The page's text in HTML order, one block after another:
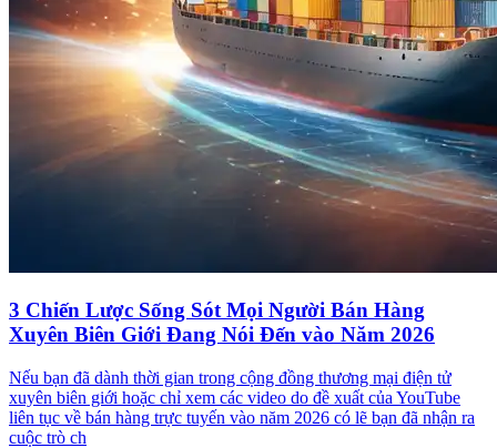
3 Chiến Lược Sống Sót Mọi Người Bán Hàng
Xuyên Biên Giới Đang Nói Đến vào Năm 2026
Nếu bạn đã dành thời gian trong cộng đồng thương mại điện tử
xuyên biên giới hoặc chỉ xem các video do đề xuất của YouTube
liên tục về bán hàng trực tuyến vào năm 2026 có lẽ bạn đã nhận ra
cuộc trò ch